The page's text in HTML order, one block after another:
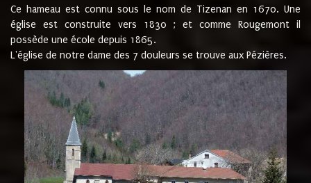
Ce hameau est connu sous le nom de Tizenan en 1670. Une
église est construite vers 1830 ; et comme Rougemont il
possède une école depuis 1865.
L'église de notre dame des 7 douleurs se trouve aux Pézières.